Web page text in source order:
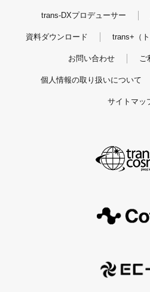
trans-DXプロデューサー
資料ダウンロード trans+（
お問い合わせ ご
個人情報の取り扱いについて
サイトマッ